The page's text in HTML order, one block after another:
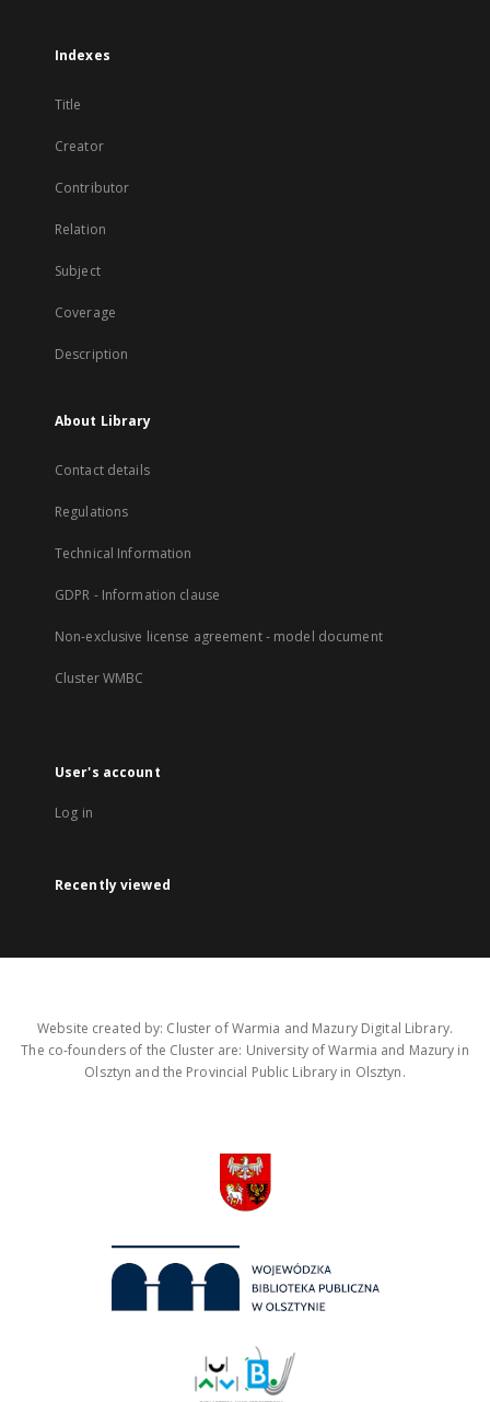
Indexes
Title
Creator
Contributor
Relation
Subject
Coverage
Description
About Library
Contact details
Regulations
Technical Information
GDPR - Information clause
Non-exclusive license agreement - model document
Cluster WMBC
User's account
Log in
Recently viewed
Website created by: Cluster of Warmia and Mazury Digital Library.
The co-founders of the Cluster are: University of Warmia and Mazury in
Olsztyn and the Provincial Public Library in Olsztyn.